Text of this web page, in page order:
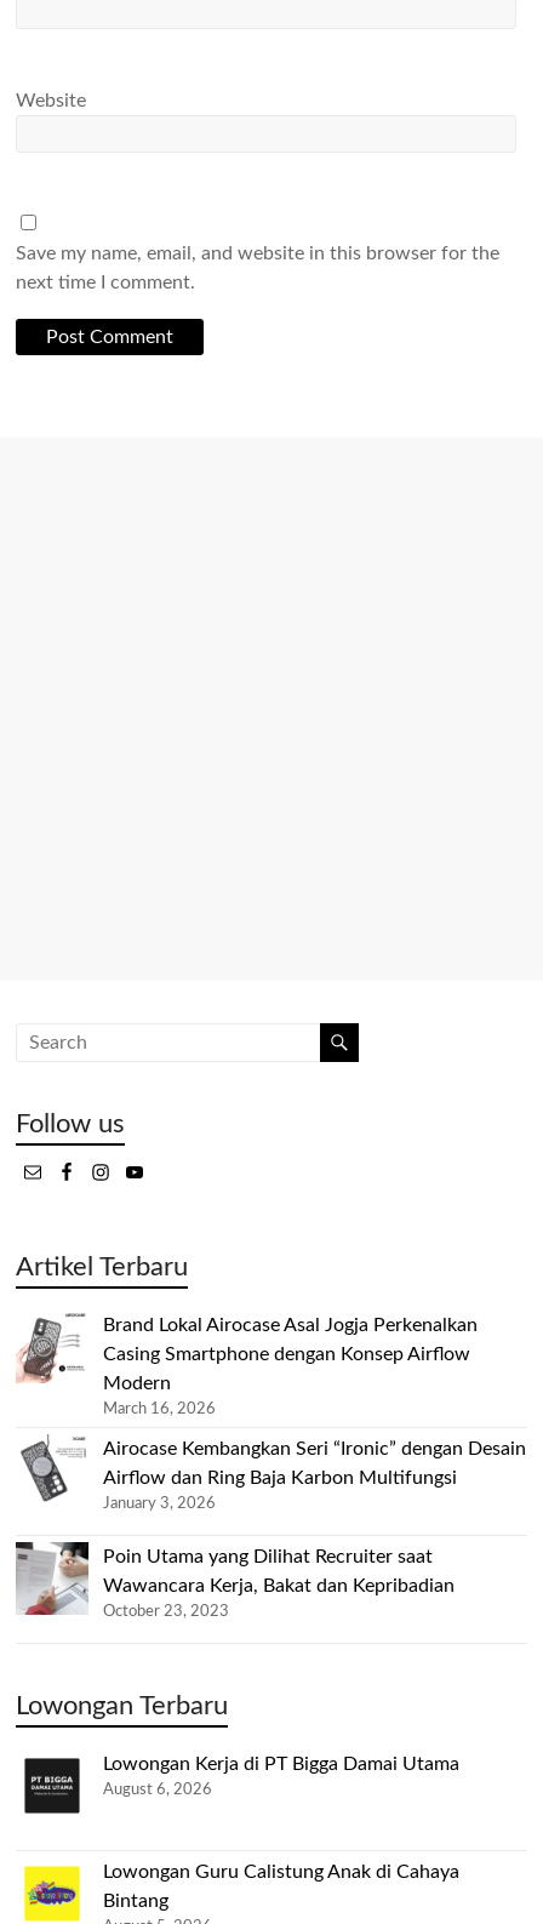
Website
Save my name, email, and website in this browser for the
next time I comment.
Follow us
Artikel Terbaru
Brand Lokal Airocase Asal Jogja Perkenalkan
Casing Smartphone dengan Konsep Airflow
Modern
March 16, 2026
Airocase Kembangkan Seri “Ironic” dengan Desain
Airflow dan Ring Baja Karbon Multifungsi
January 3, 2026
Poin Utama yang Dilihat Recruiter saat
Wawancara Kerja, Bakat dan Kepribadian
October 23, 2023
Lowongan Terbaru
Lowongan Kerja di PT Bigga Damai Utama
August 6, 2026
Lowongan Guru Calistung Anak di Cahaya
Bintang